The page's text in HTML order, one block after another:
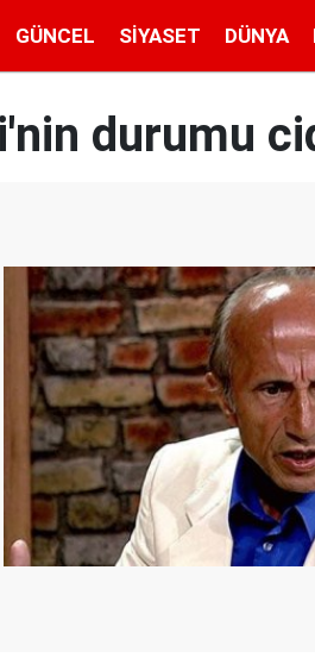
GÜNCEL SIYASET DÜNYA
durumu